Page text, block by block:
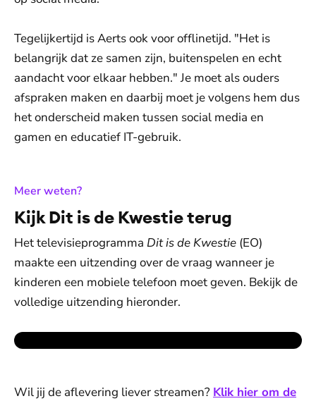
Tegelijkertijd is Aerts ook voor offlinetijd. "Het is
belangrijk dat ze samen zijn, buitenspelen en echt
aandacht voor elkaar hebben." Je moet als ouders
afspraken maken en daarbij moet je volgens hem dus
het onderscheid maken tussen social media en
gamen en educatief IT-gebruik.
Meer weten?:
Kijk Dit is de Kwestie terug
Het televisieprogramma Dit is de Kwestie (EO)
maakte een uitzending over de vraag wanneer je
kinderen een mobiele telefoon moet geven. Bekijk de
volledige uitzending hieronder.
Wil jij de aflevering liever streamen? Klik hier om de